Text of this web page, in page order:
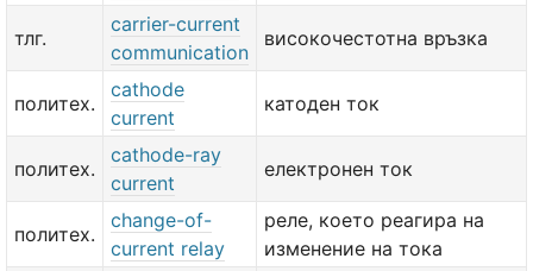
тлг.
carrier-current
communication
високочестотна връзка
политех.
cathode
current
катоден ток
политех.
cathode-ray
current
електронен ток
политех.
change-of-
current relay
реле, което реагира на
изменение на тока